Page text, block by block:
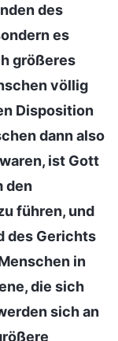
des
es
größeres
völlig
Disposition
dann also
ist Gott
den
führen, und
des Gerichts
in
die sich
sich an